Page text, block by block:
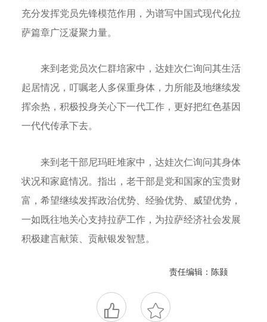
充分发挥党员先锋模范作用，为谱写中国式现代化拉
萨篇章广泛凝聚力量。
来到老党员次仁群培家中，达娃次仁询问其生活
起居情况，叮嘱老人多保重身体，力所能及地继续发
挥余热，积极投身关心下一代工作，更好把红色基因
一代代传承下去。
来到老干部尼玛旺堆家中，达娃次仁询问其身体
状况和家庭情况。指出，老干部是党和国家的宝贵财
富，希望继续发挥政治优势、经验优势、威望优势，
一如既往地关心支持拉萨工作，为拉萨经济社会发展
积极建言献策、贡献银发智慧。
责任编辑：陈颢